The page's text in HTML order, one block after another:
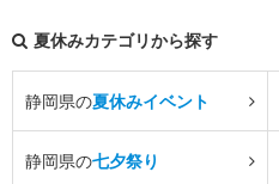
夏休みカテゴリから探す
静岡県の夏休みイベント
静岡県の七夕祭り